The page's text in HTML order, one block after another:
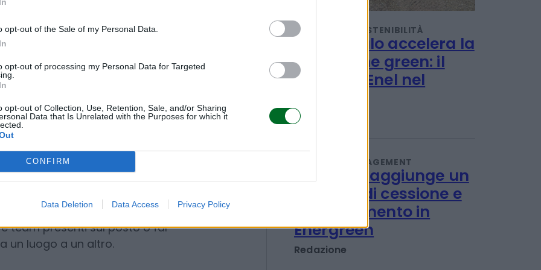
opt-out of the Sale of my Personal Data.
opt-out of processing my Personal Data for Targeted
opt-out of Collection, Use, Retention, Sale, and/or Sharing
Data that Is Unrelated with the Purposes for which it
CONFIRM
Data Deletion Data Access Privacy Policy
si esegue il compito, si
Anche in criptovalute
, in
Usdc ancorata al
segnali d’allarme,
chiede alle persone di
artificiale anonimi,
mansioni e lavori saranno
questa novità può far credere
nuovo mercato del lavoro,
in tempo reale,
Ma in realtà
davvero lavoro? E a quali
sperimentano agenti IA
rimuovere il personale locale.
TENDENZE E SOSTENIBILITÀ
transizione green: il
Viterbese
IMPRESA E MANAGEMENT
21 Invest raggiunge un
accordo di cessione e